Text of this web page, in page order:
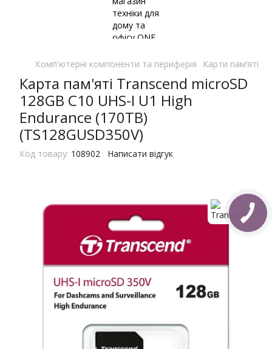
Комп'ютерні компоненти та периферія Kарти пам’яті
Карта пам'яті Transcend microSD
128GB C10 UHS-I U1 High
Endurance (170TB)
(TS128GUSD350V)
Код товару: 108902 Написати відгук